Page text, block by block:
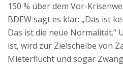
150 % über dem Vor-
BDEW sagt es klar: „Das ist
Das ist die neue Normalität.“
ist, wird zur Zielscheibe von
Mieterflucht und sogar